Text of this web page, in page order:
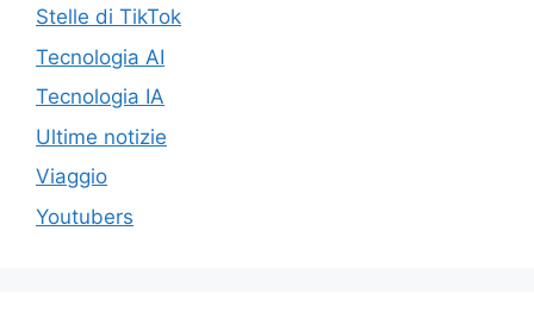
Stelle di TikTok
Tecnologia AI
Tecnologia IA
Ultime notizie
Viaggio
Youtubers